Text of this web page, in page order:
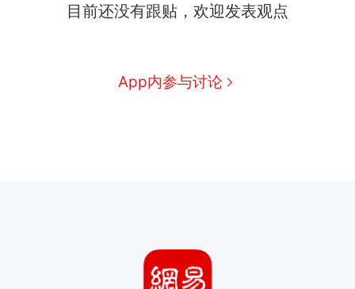
目前还没有跟贴，欢迎发表观点
App内参与讨论